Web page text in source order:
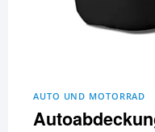
AUTO UND MOTORRAD